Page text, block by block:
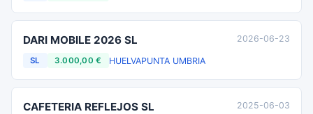
DARI MOBILE 2026 SL
SL 3.000,00 € HUELVAPUNTA UMBRIA
2026-06-23
CAFETERIA REFLEJOS SL 2025-06-03